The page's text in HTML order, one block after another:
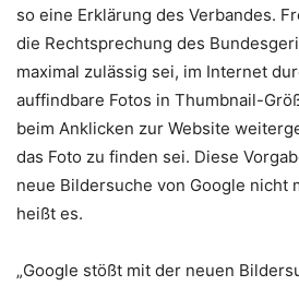
so eine Erklärung des Verbandes.
die Rechtsprechung des
maximal zulässig sei, im Internet
auffindbare Fotos in Thumbnail-
beim Anklicken zur Website
das Foto zu finden sei. Diese
neue Bildersuche von Google nicht
heißt es.
„Google stößt mit der neuen